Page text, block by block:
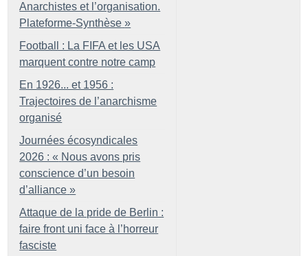
Anarchistes et l’organisation.
Plateforme-Synthèse »
Football : La FIFA et les USA
marquent contre notre camp
En 1926... et 1956 :
Trajectoires de l’anarchisme
organisé
Journées écosyndicales
2026 : « Nous avons pris
conscience d’un besoin
d’alliance »
Attaque de la pride de Berlin :
faire front uni face à l’horreur
fasciste